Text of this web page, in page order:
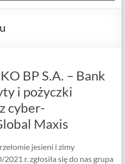
BP S.A. – Bank
i pożyczki
cyber-
Maxis
jesieni i zimy
2021 r. zgłosiła się do nas grupa